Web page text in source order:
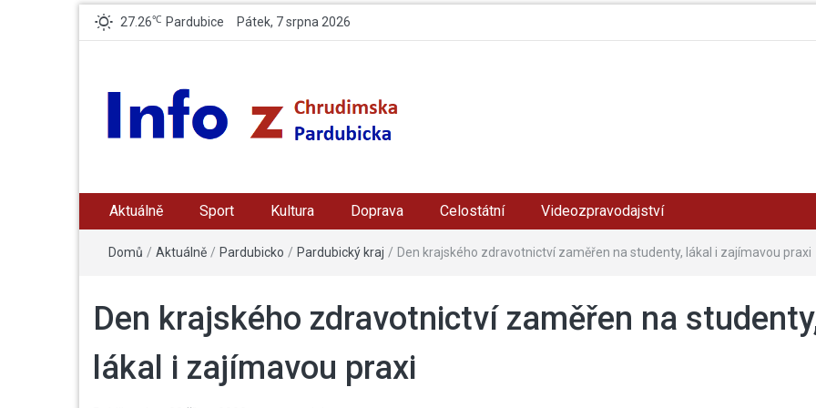
27.26℃ Pardubice Pátek, 7 srpna 2026
Pardubicka
Aktuálně Sport Kultura Doprava Celostátní Videozpravodajství
Domů / Aktuálně / Pardubicko / Pardubický kraj / Den krajského zdravotnictví zaměřen na studenty, lákal i zajímavou praxi
Den krajského zdravotnictví zaměřen na
lákal i zajímavou praxi